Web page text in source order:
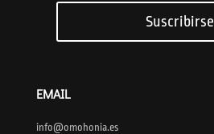
Suscribirse
EMAIL
info@omohonia.es